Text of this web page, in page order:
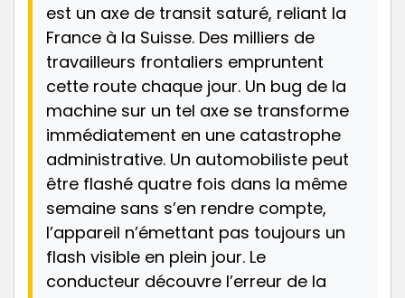
est un axe de transit saturé, reliant la
France à la Suisse. Des milliers de
travailleurs frontaliers empruntent
cette route chaque jour. Un bug de la
machine sur un tel axe se transforme
immédiatement en une catastrophe
administrative. Un automobiliste peut
être flashé quatre fois dans la même
semaine sans s’en rendre compte,
l’appareil n’émettant pas toujours un
flash visible en plein jour. Le
conducteur découvre l’erreur de la